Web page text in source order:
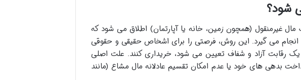
شود؟
غیرمنقول (همچون زمین، خانه یا آپارتمان) اطلاق می شود که
می گیرد. این روش، فرصتی را برای اشخاص حقیقی و حقوقی
یک رقابت آزاد و شفاف تعیین می شود، خریداری کنند. علت اصلی
بدهی های خود یا عدم امکان تقسیم عادلانه مال مشاع (مانند